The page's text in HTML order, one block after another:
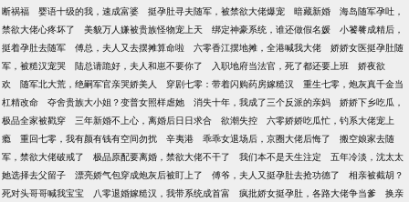
断祸福
婴语十级的我，速成富婆 挺孕肚寻夫随军，被禁欲大佬爆宠 暗藏新婚
海岛随军孕吐，
禁欲大佬心疼坏了
美貌万人嫌被贵族怪物宠上天 绑定神豪系统，谁还做假名媛
小饕餮成精后，
挺着孕肚去随军
傅总，夫人又去摆摊算命啦 六零香江摆地摊，全港喊我大佬
娇娇女医挺孕肚随
军，被糙汉宠哭
陆总请跪好，夫人和崽不要你了 入职地府当法官，死了都还要上班
娇夜欲
欢
随军北大荒，绝嗣军官亲哭娇美人 穿剧七零：带着闪购药房嫁糙汉
重生七零，炮灰真千金当
杠精改命
夺舍贵族大小姐？变普女照样虐她 消失十年，我成了三个反派的亲妈
娇娇下乡吃瓜，
极品全家被戳穿
三年新婚不上心，离婚后日日求合 欲潮失控
六零娇娇吃瓜忙，钓系大佬宠上
瘾
重回七零，我有颜有钱有空间勿扰 辛夷港 乖乖女退场后，京圈大佬后悔了
搬空娘家去随
军，禁欲大佬破戒了
极品原配要离婚，禁欲大佬不干了 我们本不是天生注定
五年冷淡，沈太太
她选择去父留子
漂亮娇气包穿成炮灰后被盯上了 傅爷，夫人又挺孕肚去抢功德了
相亲被截胡？
死对头哥哥喊我宝宝
八零退婚嫁糙汉，我带系统成首富 疯批娇女挺孕肚，各路大佬争当爹 换亲